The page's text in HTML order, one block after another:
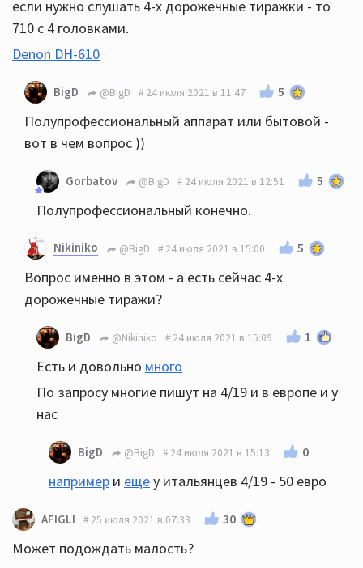
если нужно слушать 4-х дорожечные тиражки - то
710 с 4 головками.
Denon DH-610
BigD @BigD 24 июля 2021 в 11:47 5
Полупрофессиональный аппарат или бытовой -
вот в чем вопрос ))
Gorbatov @BigD 24 июля 2021 в 12:51 5
Полупрофессиональный конечно.
Nikiniko @BigD 24 июля 2021 в 15:00 5
Вопрос именно в этом - а есть сейчас 4-x
дорожечные тиражи?
BigD @Nikiniko 24 июля 2021 в 15:09 1
Есть и довольно много
По запросу многие пишут на 4/19 и в европе и у
нас
BigD @BigD 24 июля 2021 в 15:13 0
например и ещеу итальянцев 4/19 - 50 евро
AFIGLI 25 июля 2021 в 07:33 30
Может подождать малость?